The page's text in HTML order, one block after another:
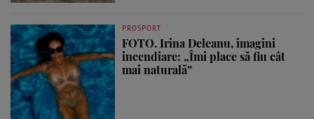
PROSPORT
FOTO. Irina Deleanu, imagini
incendiare: „Îmi place să fiu cât
mai naturală”